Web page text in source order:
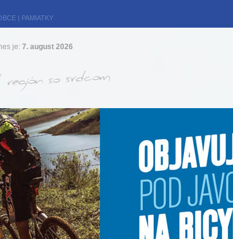
| PAMIATKY
je: 7. august 2026